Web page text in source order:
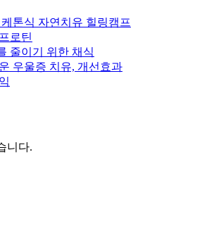
톤식 자연치유 힐링캠프
로틴
줄이기 위한 채식
우울증 치유, 개선효과
니다.